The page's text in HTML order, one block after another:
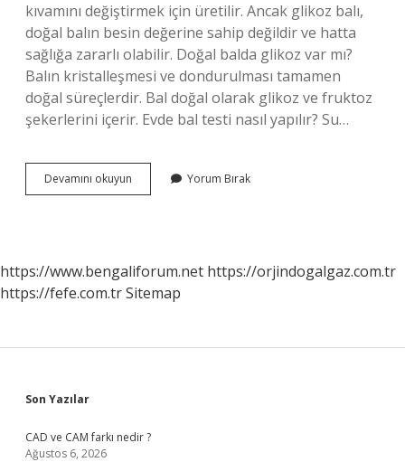
kıvamını değiştirmek için üretilir. Ancak glikoz balı,
doğal balın besin değerine sahip değildir ve hatta
sağlığa zararlı olabilir. Doğal balda glikoz var mı?
Balın kristalleşmesi ve dondurulması tamamen
doğal süreçlerdir. Bal doğal olarak glikoz ve fruktoz
şekerlerini içerir. Evde bal testi nasıl yapılır? Su…
Devamını okuyun
Glikoz
Yorum Bırak
https://www.bengaliforum.net https://orjindogalgaz.com.tr
https://fefe.com.trSitemap
Sidebar
Son Yazılar
CAD ve CAM farkı nedir ?
Ağustos 6, 2026